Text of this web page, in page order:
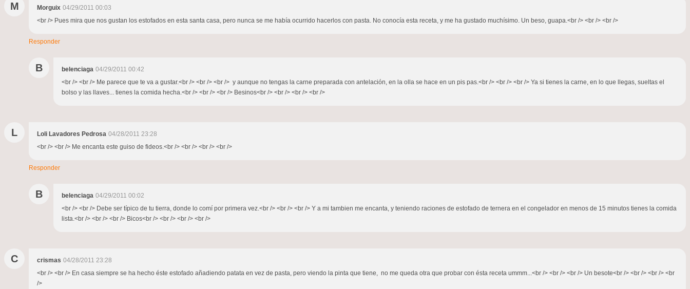
M Morguix 04/29/2011 00:03
<br /> Pues mira que nos gustan los estofados en esta santa casa, pero nunca se me había ocurrido hacerlos con pasta. No conocía esta receta, y me ha gustado muchísimo. Un beso, guapa.<br /> <br /> <br />
Responder
B belenciaga 04/29/2011 00:42
<br /> <br /> Me parece que te va a gustar.<br /> <br /> <br /> y aunque no tengas la carne preparada con antelación, en la olla se hace en un pis pas.<br /> <br /> <br /> Ya si tienes la carne, en lo que llegas, sueltas el
bolso y las llaves... tienes la comida hecha.<br /> <br /> <br /> Besinos<br /> <br /> <br /> <br />
L Loli Lavadores Pedrosa 04/28/2011 23:28
<br /> <br /> Me encanta este guiso de fideos.<br /> <br /> <br /> <br />
Responder
B belenciaga 04/29/2011 00:02
<br /> <br /> Debe ser típico de tu tierra, donde lo comí por primera vez.<br /> <br /> <br /> Y a mi tambien me encanta, y teniendo raciones de estofado de ternera en el congelador en menos de 15 minutos tienes la comida
lista.<br /> <br /> <br /> Bicos<br /> <br /> <br /> <br />
C crismas 04/28/2011 23:28
<br /> <br /> En casa siempre se ha hecho éste estofado añadiendo patata en vez de pasta, pero viendo la pinta que tiene, no me queda otra que probar con ésta receta ummm...<br /> <br /> <br /> Un besote<br /> <br /> <br /> <br
/>